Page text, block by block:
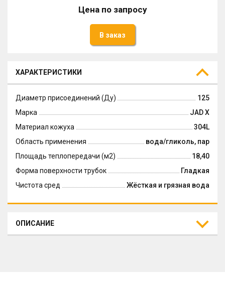
Цена по запросу
В заказ
ХАРАКТЕРИСТИКИ
Диаметр присоединений (Ду)
125
Марка
JAD X
Материал кожуха
304L
Область применения
вода/гликоль, пар
Площадь теплопередачи (м2)
18,40
Форма поверхности трубок
Гладкая
Чистота сред
Жёсткая и грязная вода
ОПИСАНИЕ